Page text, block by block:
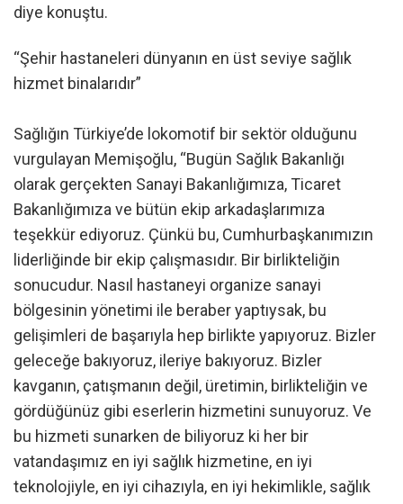
diye konuştu.
“Şehir hastaneleri dünyanın en üst seviye sağlık
hizmet binalarıdır”
Sağlığın Türkiye’de lokomotif bir sektör olduğunu
vurgulayan Memişoğlu, “Bugün Sağlık Bakanlığı
olarak gerçekten Sanayi Bakanlığımıza, Ticaret
Bakanlığımıza ve bütün ekip arkadaşlarımıza
teşekkür ediyoruz. Çünkü bu, Cumhurbaşkanımızın
liderliğinde bir ekip çalışmasıdır. Bir birlikteliğin
sonucudur. Nasıl hastaneyi organize sanayi
bölgesinin yönetimi ile beraber yaptıysak, bu
gelişimleri de başarıyla hep birlikte yapıyoruz. Bizler
geleceğe bakıyoruz, ileriye bakıyoruz. Bizler
kavganın, çatışmanın değil, üretimin, birlikteliğin ve
gördüğünüz gibi eserlerin hizmetini sunuyoruz. Ve
bu hizmeti sunarken de biliyoruz ki her bir
vatandaşımız en iyi sağlık hizmetine, en iyi
teknolojiyle, en iyi cihazıyla, en iyi hekimlikle, sağlık